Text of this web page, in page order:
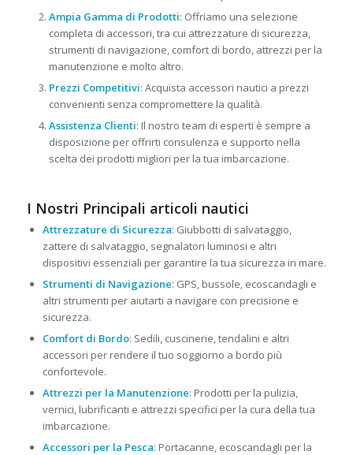
Ampia Gamma di Prodotti: Offriamo una selezione
completa di accessori, tra cui attrezzature di sicurezza,
strumenti di navigazione, comfort di bordo, attrezzi per la
manutenzione e molto altro.
Prezzi Competitivi: Acquista accessori nautici a prezzi
convenienti senza compromettere la qualità.
Assistenza Clienti: Il nostro team di esperti è sempre a
disposizione per offrirti consulenza e supporto nella
scelta dei prodotti migliori per la tua imbarcazione.
I Nostri Principali articoli nautici
Attrezzature di Sicurezza: Giubbotti di salvataggio,
zattere di salvataggio, segnalatori luminosi e altri
dispositivi essenziali per garantire la tua sicurezza in mare.
Strumenti di Navigazione: GPS, bussole, ecoscandagli e
altri strumenti per aiutarti a navigare con precisione e
sicurezza.
Comfort di Bordo: Sedili, cuscinerie, tendalini e altri
accessori per rendere il tuo soggiorno a bordo più
confortevole.
Attrezzi per la Manutenzione: Prodotti per la pulizia,
vernici, lubrificanti e attrezzi specifici per la cura della tua
imbarcazione.
Accessori per la Pesca: Portacanne, ecoscandagli per la